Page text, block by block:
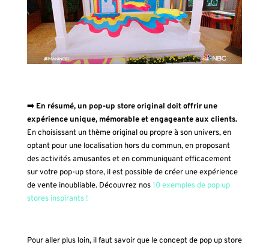
➡️ En résumé, un pop-up store original doit offrir une
expérience unique, mémorable et engageante aux clients.
En choisissant un thème original ou propre à son univers, en
optant pour une localisation hors du commun, en proposant
des activités amusantes et en communiquant efficacement
sur votre pop-up store, il est possible de créer une expérience
de vente inoubliable. Découvrez nos10 exemples de pop up
stores inspirants !
Pour aller plus loin, il faut savoir que le concept de pop up store